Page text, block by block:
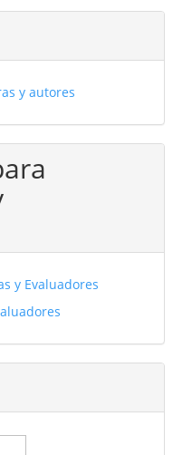
y autores
y Evaluadores